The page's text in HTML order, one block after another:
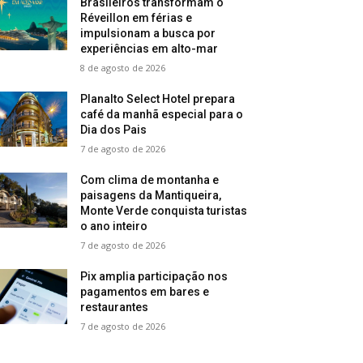
Brasileiros transformam o
Réveillon em férias e
impulsionam a busca por
experiências em alto-mar
8 de agosto de 2026
Planalto Select Hotel prepara
café da manhã especial para o
Dia dos Pais
7 de agosto de 2026
Com clima de montanha e
paisagens da Mantiqueira,
Monte Verde conquista turistas
o ano inteiro
7 de agosto de 2026
Pix amplia participação nos
pagamentos em bares e
restaurantes
7 de agosto de 2026